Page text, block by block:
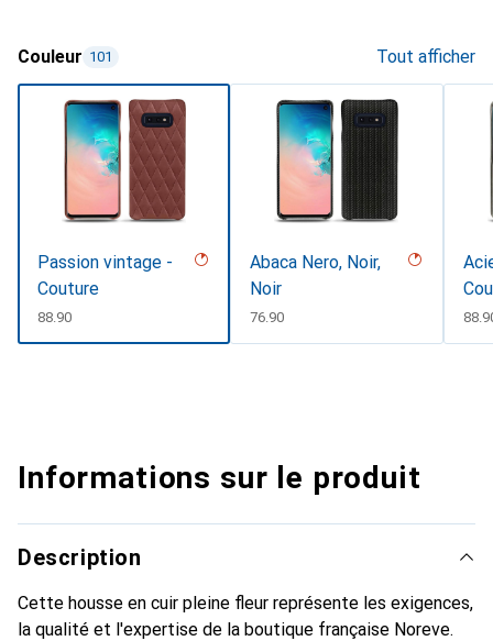
Couleur 101 Tout afficher
Passion vintage -
Couture
CHF
88.90
Abaca Nero, Noir,
Noir
CHF
76.90 CHF
Informations sur le produit
Description
Cette housse en cuir pleine fleur représente les exigences,
la qualité et l'expertise de la boutique française Noreve.